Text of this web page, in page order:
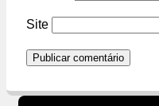
Site